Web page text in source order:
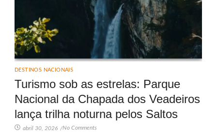
DESTINOS NACIONAIS
Turismo sob as estrelas: Parque
Nacional da Chapada dos Veadeiros
lança trilha noturna pelos Saltos
abril 30, 2026 /No Comments